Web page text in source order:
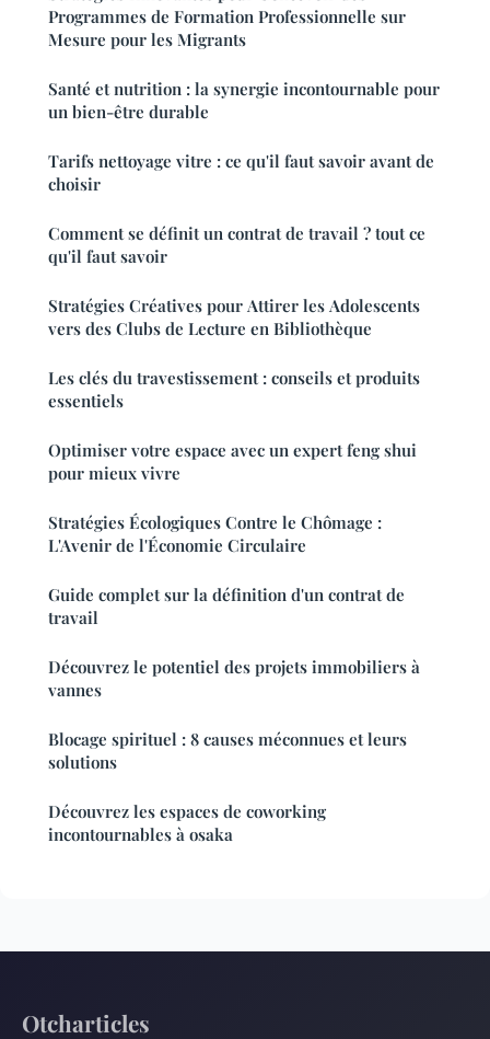
Programmes de Formation Professionnelle sur
Mesure pour les Migrants
Santé et nutrition : la synergie incontournable pour
un bien-être durable
Tarifs nettoyage vitre : ce qu'il faut savoir avant de
choisir
Comment se définit un contrat de travail ? tout ce
qu'il faut savoir
Stratégies Créatives pour Attirer les Adolescents
vers des Clubs de Lecture en Bibliothèque
Les clés du travestissement : conseils et produits
essentiels
Optimiser votre espace avec un expert feng shui
pour mieux vivre
Stratégies Écologiques Contre le Chômage :
L'Avenir de l'Économie Circulaire
Guide complet sur la définition d'un contrat de
travail
Découvrez le potentiel des projets immobiliers à
vannes
Blocage spirituel : 8 causes méconnues et leurs
solutions
Découvrez les espaces de coworking
incontournables à osaka
Otcharticles